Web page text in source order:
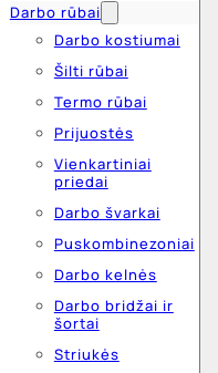
Darbo rūbai
Darbo kostiumai
Šilti rūbai
Termo rūbai
Prijuostės
Vienkartiniai
priedai
Darbo švarkai
Puskombinezoniai
Darbo kelnės
Darbo bridžai ir
šortai
Striukės